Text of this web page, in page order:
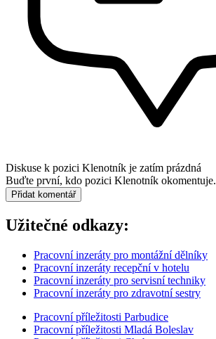
Diskuse k pozici Klenotník je zatím prázdná
Buďte první, kdo pozici Klenotník okomentuje.
Přidat komentář
Užitečné odkazy:
Pracovní inzeráty pro montážní dělníky
Pracovní inzeráty recepční v hotelu
Pracovní inzeráty pro servisní techniky
Pracovní inzeráty pro zdravotní sestry
Pracovní příležitosti Parbudice
Pracovní příležitosti Mladá Boleslav